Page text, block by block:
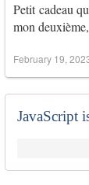
Petit cadeau
mon
February 19,
JavaScript